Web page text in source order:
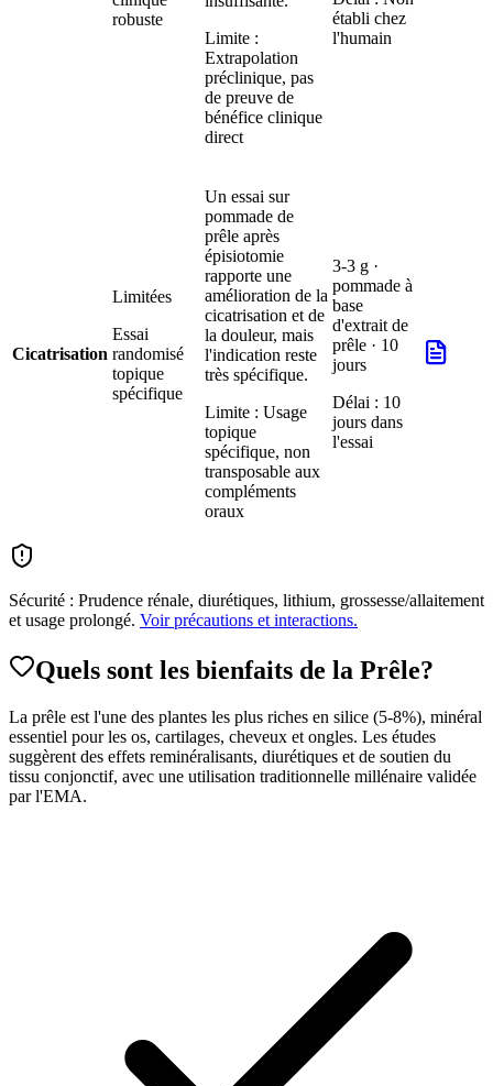
robuste
Limite :
Extrapolation
préclinique, pas
de preuve de
bénéfice clinique
direct
établi chez
l'humain
Cicatrisation
Limitées
Essai
randomisé
topique
spécifique
Un essai sur
pommade de
prêle après
épisiotomie
rapporte une
amélioration de la
cicatrisation et de
la douleur, mais
l'indication reste
très spécifique.
Limite : Usage
topique
spécifique, non
transposable aux
compléments
oraux
3-3 g ·
pommade à
base
d'extrait de
prêle · 10
jours
Délai : 10
jours dans
l'essai
Sécurité : Prudence rénale, diurétiques, lithium, grossesse/allaitement
et usage prolongé. Voir précautions et interactions.
Quels sont les bienfaits de la Prêle?
La prêle est l'une des plantes les plus riches en silice (5-8%), minéral
essentiel pour les os, cartilages, cheveux et ongles. Les études
suggèrent des effets reminéralisants, diurétiques et de soutien du
tissu conjonctif, avec une utilisation traditionnelle millénaire validée
par l'EMA.